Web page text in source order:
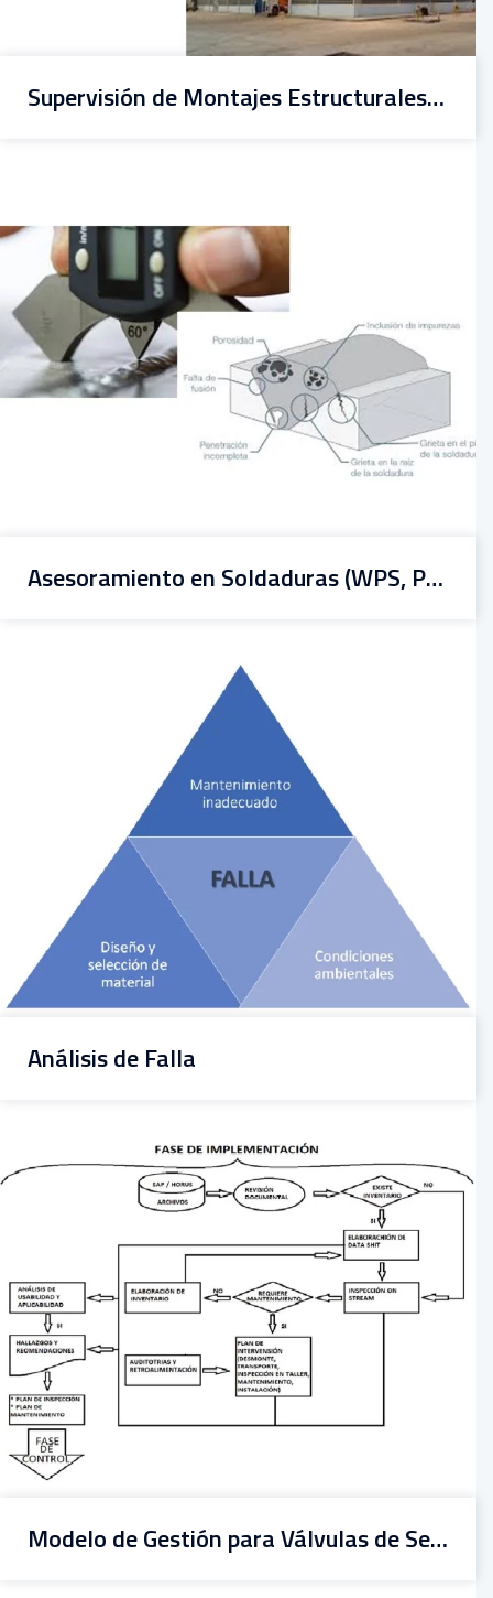
Supervisión de Montajes Estructurales o Metalmecánicos
Asesoramiento en Soldaduras (WPS, PQR, PQS)
Análisis de Falla
Modelo de Gestión para Válvulas de Seguridad y Válvulas de Alivio